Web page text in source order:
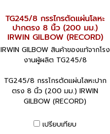
TG245/8 กรรไกรตัดแผ่นโลหะ
ปากตรง 8 นิ้ว (200 มม.)
IRWIN GILBOW (RECORD)
IRWIN GILBOW สินค้าของแท้จากโรง
งานผู้ผลิต TG245/8
TG245/8 กรรไกรตัดแผ่นโลหะปาก
ตรง 8 นิ้ว (200 มม.) IRWIN
GILBOW (RECORD)
เปรียบเทียบ